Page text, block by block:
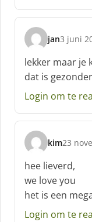
:
jan
s
c
h
r
e
f
3 juni
lekker maar je
dat is
Login om te
kim
s
c
h
r
e
e
23
hee lieverd,
we love you
het is een
Login om te